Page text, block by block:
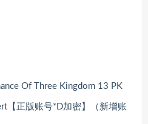
Of Three Kingdom 13 PK